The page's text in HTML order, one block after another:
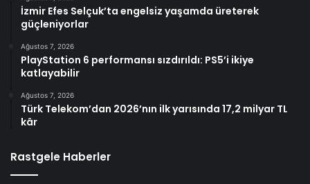
İzmir Efes Selçuk’ta engelsiz yaşamda üreterek
güçleniyorlar
Ağustos 7, 2026
PlayStation 6 performansı sızdırıldı: PS5’i ikiye
katlayabilir
Ağustos 7, 2026
Türk Telekom’dan 2026’nın ilk yarısında 17,2 milyar TL
kâr
Rastgele Haberler